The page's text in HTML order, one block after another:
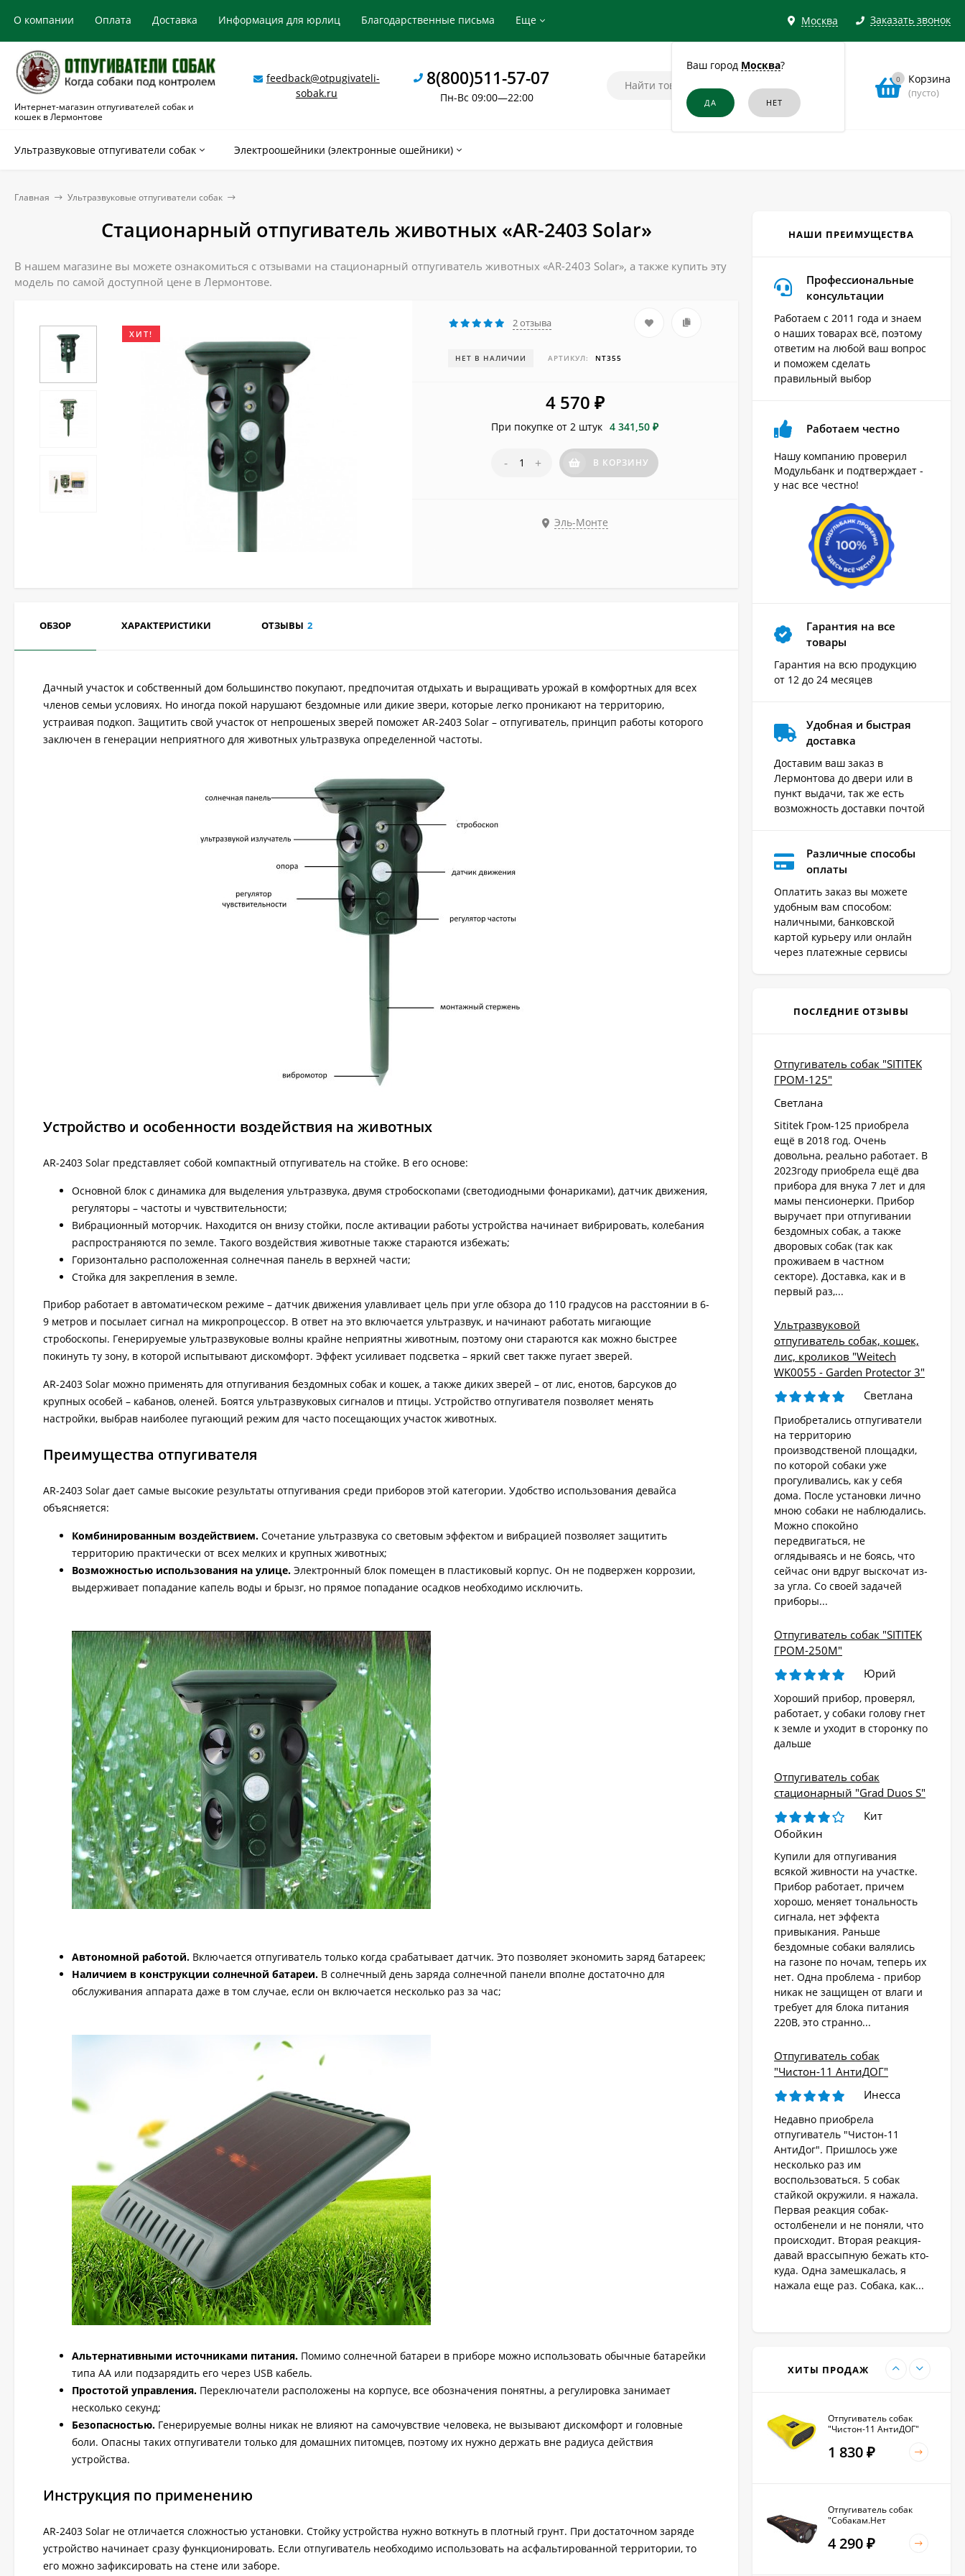
Москва
Ваш город Москва?
Заказать звонок
О компании Оплата Доставка Информация для юрлиц Благодарственные письма Еще
Интернет-магазин отпугивателей собак и
кошек в Лермонтове
feedback@otpugivateli-
sobak.ru
8(800)511-57-07
Пн-Вс 09:00—22:00
0 Корзина
(пусто)
Ультразвуковые отпугиватели собак Электроошейники (электронные ошейники)
Главная Ультразвуковые отпугиватели собак
Стационарный отпугиватель животных «AR-2403 Solar»
В нашем магазине вы можете ознакомиться с отзывами на стационарный отпугиватель животных «AR-2403 Solar», а также купить эту
модель по самой доступной цене в Лермонтове.
ХИТ!
2 отзыва
НЕТ В НАЛИЧИИ АРТИКУЛ: NT355
4 570 ₽
При покупке от 2 штук 4 341,50 ₽
- + В КОРЗИНУ
Эль-Монте
ОБЗОР ХАРАКТЕРИСТИКИ ОТЗЫВЫ 2
Дачный участок и собственный дом большинство покупают, предпочитая отдыхать и выращивать урожай в комфортных для всех
членов семьи условиях. Но иногда покой нарушают бездомные или дикие звери, которые легко проникают на территорию,
устраивая подкоп. Защитить свой участок от непрошеных зверей поможет AR-2403 Solar – отпугиватель, принцип работы которого
заключен в генерации неприятного для животных ультразвука определенной частоты.
Устройство и особенности воздействия на животных
AR-2403 Solar представляет собой компактный отпугиватель на стойке. В его основе:
Основной блок с динамика для выделения ультразвука, двумя стробоскопами (светодиодными фонариками), датчик движения,
регуляторы – частоты и чувствительности;
Вибрационный моторчик. Находится он внизу стойки, после активации работы устройства начинает вибрировать, колебания
распространяются по земле. Такого воздействия животные также стараются избежать;
Горизонтально расположенная солнечная панель в верхней части;
Стойка для закрепления в земле.
Прибор работает в автоматическом режиме – датчик движения улавливает цель при угле обзора до 110 градусов на расстоянии в 6-
9 метров и посылает сигнал на микропроцессор. В ответ на это включается ультразвук, и начинают работать мигающие
стробоскопы. Генерируемые ультразвуковые волны крайне неприятны животным, поэтому они стараются как можно быстрее
покинуть ту зону, в которой испытывают дискомфорт. Эффект усиливает подсветка – яркий свет также пугает зверей.
AR-2403 Solar можно применять для отпугивания бездомных собак и кошек, а также диких зверей – от лис, енотов, барсуков до
крупных особей – кабанов, оленей. Боятся ультразвуковых сигналов и птицы. Устройство отпугивателя позволяет менять
настройки, выбрав наиболее пугающий режим для часто посещающих участок животных.
Преимущества отпугивателя
AR-2403 Solar дает самые высокие результаты отпугивания среди приборов этой категории. Удобство использования девайса
объясняется:
Комбинированным воздействием. Сочетание ультразвука со световым эффектом и вибрацией позволяет защитить
территорию практически от всех мелких и крупных животных;
Возможностью использования на улице. Электронный блок помещен в пластиковый корпус. Он не подвержен коррозии,
выдерживает попадание капель воды и брызг, но прямое попадание осадков необходимо исключить.
Автономной работой. Включается отпугиватель только когда срабатывает датчик. Это позволяет экономить заряд батареек;
Наличием в конструкции солнечной батареи. В солнечный день заряда солнечной панели вполне достаточно для
обслуживания аппарата даже в том случае, если он включается несколько раз за час;
Альтернативными источниками питания. Помимо солнечной батареи в приборе можно использовать обычные батарейки
типа АА или подзарядить его через USB кабель.
Простотой управления. Переключатели расположены на корпусе, все обозначения понятны, а регулировка занимает
несколько секунд;
Безопасностью. Генерируемые волны никак не влияют на самочувствие человека, не вызывают дискомфорт и головные
боли. Опасны таких отпугиватели только для домашних питомцев, поэтому их нужно держать вне радиуса действия
устройства.
Инструкция по применению
AR-2403 Solar не отличается сложностью установки. Стойку устройства нужно воткнуть в плотный грунт. При достаточном заряде
устройство начинает сразу функционировать. Если отпугиватель необходимо использовать на асфальтированной территории, то
его можно зафиксировать на стене или заборе.
НАШИ ПРЕИМУЩЕСТВА
Профессиональные
консультации
Работаем с 2011 года и знаем
о наших товарах всё, поэтому
ответим на любой ваш вопрос
и поможем сделать
правильный выбор
Работаем честно
Нашу компанию проверил
Модульбанк и подтверждает -
у нас все честно!
Гарантия на все
товары
Гарантия на всю продукцию
от 12 до 24 месяцев
Удобная и быстрая
доставка
Доставим ваш заказ в
Лермонтова до двери или в
пункт выдачи, так же есть
возможность доставки почтой
Различные способы
оплаты
Оплатить заказ вы можете
удобным вам способом:
наличными, банковской
картой курьеру или онлайн
через платежные сервисы
ПОСЛЕДНИЕ ОТЗЫВЫ
Отпугиватель собак "SITITEK
ГРОМ-125"
Светлана
Sititek Гром-125 приобрела
ещё в 2018 год. Очень
довольна, реально работает. В
2023году приобрела ещё два
прибора для внука 7 лет и для
мамы пенсионерки. Прибор
выручает при отпугивании
бездомных собак, а также
дворовых собак (так как
проживаем в частном
секторе). Доставка, как и в
первый раз,...
Ультразвуковой
отпугиватель собак, кошек,
лис, кроликов "Weitech
WK0055 - Garden Protector 3"
Светлана
Приобретались отпугиватели
на территорию
производственой площадки,
по которой собаки уже
прогуливались, как у себя
дома. После установки лично
мною собаки не наблюдались.
Можно спокойно
передвигаться, не
оглядываясь и не боясь, что
сейчас они вдруг выскочат из-
за угла. Со своей задачей
приборы...
Отпугиватель собак "SITITEK
ГРОМ-250М"
Юрий
Хороший прибор, проверял,
работает, у собаки голову гнет
к земле и уходит в сторонку по
дальше
Отпугиватель собак
стационарный "Grad Duos S"
Кит
Обойкин
Купили для отпугивания
всякой живности на участке.
Прибор работает, причем
хорошо, меняет тональность
сигнала, нет эффекта
привыкания. Раньше
бездомные собаки валялись
на газоне по ночам, теперь их
нет. Одна проблема - прибор
никак не защищен от влаги и
требует для блока питания
220В, это странно...
Отпугиватель собак
"Чистон-11 АнтиДОГ"
Инесса
Недавно приобрела
отпугиватель "Чистон-11
АнтиДог". Пришлось уже
несколько раз им
воспользоваться. 5 собак
стайкой окружили. я нажала.
Первая реакция собак-
остолбенели и не поняли, что
происходит. Вторая реакция-
давай врассыпную бежать кто-
куда. Одна замешкалась, я
нажала еще раз. Собака, как...
ХИТЫ ПРОДАЖ
Стационарный
отпугиватель животных
«AR-2403 Solar»
4 570₽
Ультразвуковой
отпугиватель собак,
кошек, лис, кроликов
Garden Protector 3"
8 690 ₽
Электроошейник для
дрессировки собак
«PET998DB»
3 480₽
Ошейник антилай
1 890₽
Отпугиватель собак
"Чистон-11 АнтиДОГ"
1 830 ₽
Отпугиватель собак
"Собакам.Нет
4 290 ₽